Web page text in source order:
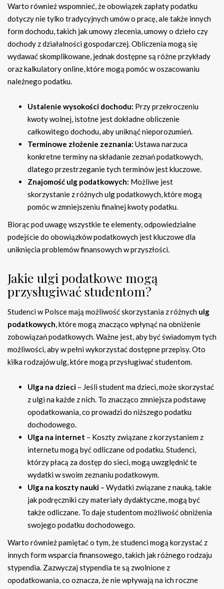
Warto również wspomnieć, że obowiązek zapłaty podatku
dotyczy nie tylko tradycyjnych umów o pracę, ale także innych
form dochodu, takich jak umowy zlecenia, umowy o dzieło czy
dochody z działalności gospodarczej. Obliczenia mogą się
wydawać skomplikowane, jednak dostępne są różne przykłady
oraz kalkulatory online, które mogą pomóc w oszacowaniu
należnego podatku.
Ustalenie wysokości dochodu: Przy przekroczeniu
kwoty wolnej, istotne jest dokładne obliczenie
całkowitego dochodu, aby uniknąć nieporozumień.
Terminowe złożenie zeznania: Ustawa narzuca
konkretne terminy na składanie zeznań podatkowych,
dlatego przestrzeganie tych terminów jest kluczowe.
Znajomość ulg podatkowych: Możliwe jest
skorzystanie z różnych ulg podatkowych, które mogą
pomóc w zmniejszeniu finalnej kwoty podatku.
Biorąc pod uwagę wszystkie te elementy, odpowiedzialne
podejście do obowiązków podatkowych jest kluczowe dla
uniknięcia problemów finansowych w przyszłości.
Jakie ulgi podatkowe mogą
przysługiwać studentom?
Studenci w Polsce mają możliwość skorzystania z różnych ulg
podatkowych, które mogą znacząco wpłynąć na obniżenie
zobowiązań podatkowych. Ważne jest, aby być świadomym tych
możliwości, aby w pełni wykorzystać dostępne przepisy. Oto
kilka rodzajów ulg, które mogą przysługiwać studentom.
Ulga na dzieci – Jeśli student ma dzieci, może skorzystać
z ulgi na każde z nich. To znacząco zmniejsza podstawę
opodatkowania, co prowadzi do niższego podatku
dochodowego.
Ulga na internet – Koszty związane z korzystaniem z
internetu mogą być odliczane od podatku. Studenci,
którzy płacą za dostęp do sieci, mogą uwzględnić te
wydatki w swoim zeznaniu podatkowym.
Ulga na koszty nauki – Wydatki związane z nauką, takie
jak podręczniki czy materiały dydaktyczne, mogą być
także odliczane. To daje studentom możliwość obniżenia
swojego podatku dochodowego.
Warto również pamiętać o tym, że studenci mogą korzystać z
innych form wsparcia finansowego, takich jak różnego rodzaju
stypendia. Zazwyczaj stypendia te są zwolnione z
opodatkowania, co oznacza, że nie wpływają na ich roczne